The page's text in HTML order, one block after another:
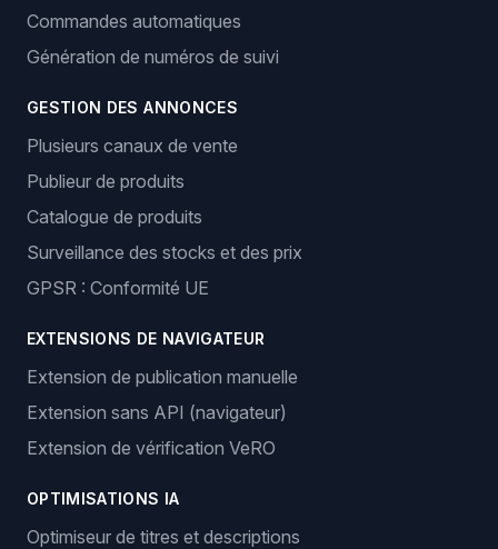
Commandes automatiques
Génération de numéros de suivi
GESTION DES ANNONCES
Plusieurs canaux de vente
Publieur de produits
Catalogue de produits
Surveillance des stocks et des prix
GPSR : Conformité UE
EXTENSIONS DE NAVIGATEUR
Extension de publication manuelle
Extension sans API (navigateur)
Extension de vérification VeRO
OPTIMISATIONS IA
Optimiseur de titres et descriptions